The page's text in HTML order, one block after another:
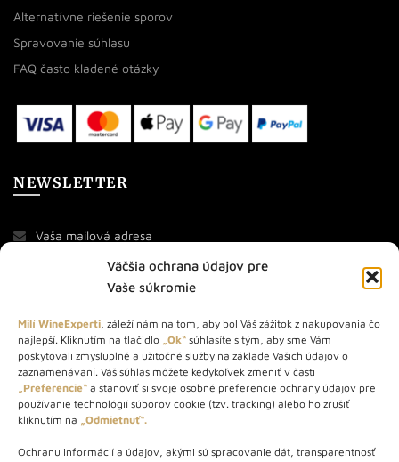
Väčšia ochrana údajov pre
Vaše súkromie
Milí WineExperti, záleží nám na tom, aby bol Váš zážitok z nakupovania čo
najlepší. Kliknutím na tlačidlo „Ok“ súhlasíte s tým, aby sme Vám
poskytovali zmysluplné a užitočné služby na základe Vašich údajov o
zaznamenávaní. Váš súhlas môžete kedykoľvek zmeniť v časti
„Preferencie“ a stanoviť si svoje osobné preferencie ochrany údajov pre
používanie technológií súborov cookie (tzv. tracking) alebo ho zrušiť
kliknutím na „Odmietnuť“.
Ochranu informácií a údajov, akými sú spracovanie dát, transparentnosť
Alternatívne riešenie sporov
Spravovanie súhlasu
FAQ často kladené otázky
NEWSLETTER
O NÁS
STORE – obchod s vínom a destilátmi od roku 2010. Na našej
webovej stránke predávame viac ako 1000+ značkových
produktov.
Info tel.: +421 917 779 888